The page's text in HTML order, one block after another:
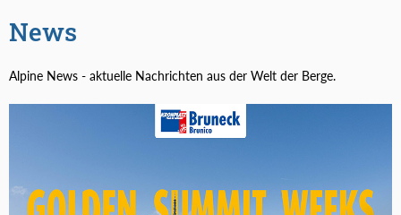
News
Alpine News - aktuelle Nachrichten aus der Welt der Berge.